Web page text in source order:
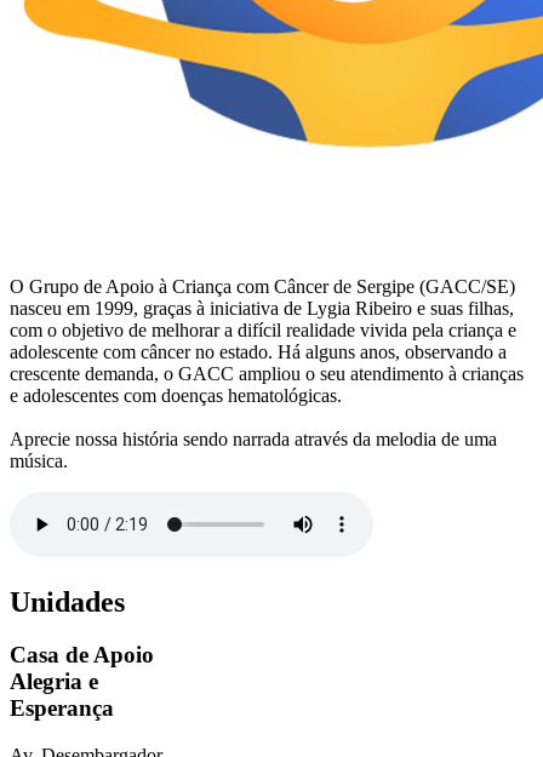
O Grupo de Apoio à Criança com Câncer de Sergipe (GACC/SE)
nasceu em 1999, graças à iniciativa de Lygia Ribeiro e suas filhas,
com o objetivo de melhorar a difícil realidade vivida pela criança e
adolescente com câncer no estado. Há alguns anos, observando a
crescente demanda, o GACC ampliou o seu atendimento à crianças
e adolescentes com doenças hematológicas.
Aprecie nossa história sendo narrada através da melodia de uma
música.
Unidades